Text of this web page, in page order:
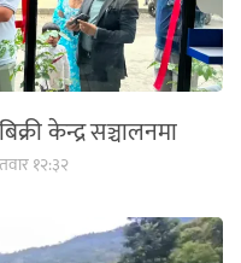
केन्द्र सञ्चालनमा
१२:३२